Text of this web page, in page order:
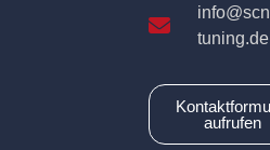
tuning.de
aufrufen